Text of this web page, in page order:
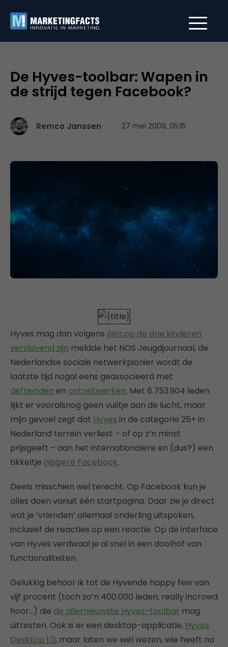
De Hyves-toolbar: Wapen in
de strijd tegen Facebook?
Remco Janssen 27 mei 2009, 05:15
Hyves mag dan volgens één op de drie kinderen
verslavend zijn meldde het NOS Jeugdjournaal, de
Nederlandse sociale netwerkpionier wordt de
laatste tijd nogal eens geassocieerd met
defrienden en ontnetwerken. Met 8.753.904 leden
lijkt er vooralsnog geen vuiltje aan de lucht, maar
mijn gevoel zegt dat Hyves in de categorie 25+ in
Nederland terrein verliest – of op z’n minst
prijsgeeft – aan het internationalere en (dus?) een
tikkeltje hippere Facebook.
Deels misschien wel terecht. Op Facebook kun je
alles doen vanuit één startpagina. Daar zie je direct
wat je ‘vrienden’ allemaal onderling uitspoken,
inclusief de reacties op een reactie. Op de interface
van Hyves verdwaal je al snel in een doolhof van
functionaliteiten.
Gelukkig behoor ik tot de Hyvende happy few van
vijf procent (toch zo’n 400.000 leden, really incrowd
hoor…) die de allernieuwste Hyves-toolbar mag
uittesten. Ook is er een desktop-applicatie, Hyves
Desktop 1.0, maar laten we wel wezen, wie heeft na